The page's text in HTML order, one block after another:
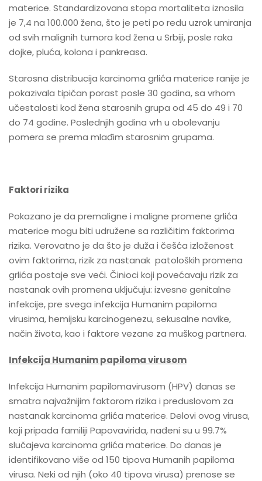
materice. Standardizovana stopa mortaliteta iznosila
je 7,4 na 100.000 žena, što je peti po redu uzrok umiranja
od svih malignih tumora kod žena u Srbiji, posle raka
dojke, pluća, kolona i pankreasa.
Starosna distribucija karcinoma grlića materice ranije je
pokazivala tipičan porast posle 30 godina, sa vrhom
učestalosti kod žena starosnih grupa od 45 do 49 i 70
do 74 godine. Poslednjih godina vrh u obolevanju
pomera se prema mlađim starosnim grupama.
Faktori rizika
Pokazano je da premaligne i maligne promene grlića
materice mogu biti udružene sa različitim faktorima
rizika. Verovatno je da što je duža i češća izloženost
ovim faktorima, rizik za nastanak patoloških promena
grlića postaje sve veći. Činioci koji povećavaju rizik za
nastanak ovih promena uključuju: izvesne genitalne
infekcije, pre svega infekcija Humanim papiloma
virusima, hemijsku karcinogenezu, sekusalne navike,
način života, kao i faktore vezane za muškog partnera.
Infekcija Humanim papiloma virusom
Infekcija Humanim papilomavirusom (HPV) danas se
smatra najvažnijim faktorom rizika i preduslovom za
nastanak karcinoma grlića materice. Delovi ovog virusa,
koji pripada familiji Papovavirida, nađeni su u 99.7%
slučajeva karcinoma grlića materice. Do danas je
identifikovano više od 150 tipova Humanih papiloma
virusa. Neki od njih (oko 40 tipova virusa) prenose se